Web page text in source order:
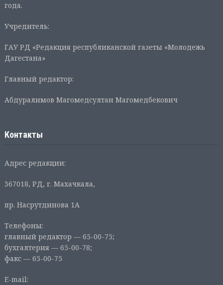
года.
Учредитель:
ГАУ РД «Редакция республиканской газеты «Молодежь
Дагестана»
Главный редактор:
Абдуралимов Магомедсултан Магомедбекович
Контакты
Адрес редакции:
367018, РД, г. Махачкала,
пр. Насрутдинова 1А
Телефоны:
главный редактор — 65-00-75;
бухгалтерия — 65-00-78;
факс — 65-00-75
E-mail: